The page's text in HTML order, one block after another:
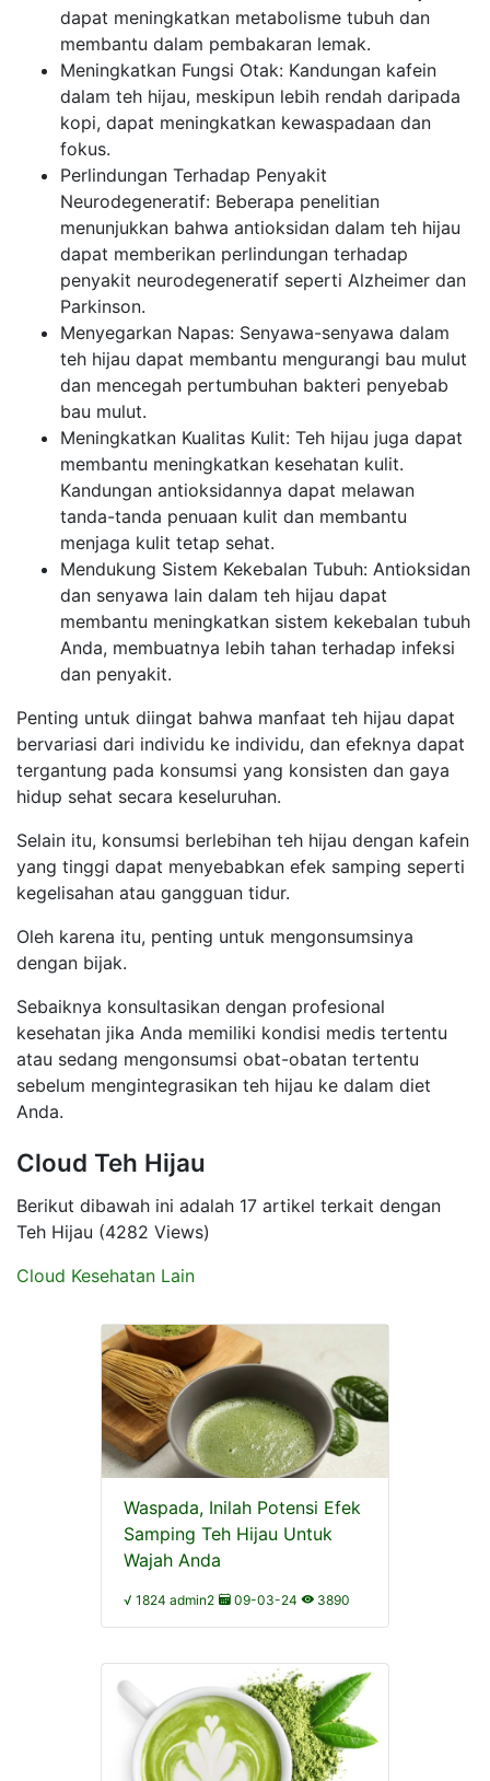
dapat meningkatkan metabolisme tubuh dan
membantu dalam pembakaran lemak.
Meningkatkan Fungsi Otak: Kandungan kafein
dalam teh hijau, meskipun lebih rendah daripada
kopi, dapat meningkatkan kewaspadaan dan
fokus.
Perlindungan Terhadap Penyakit
Neurodegeneratif: Beberapa penelitian
menunjukkan bahwa antioksidan dalam teh hijau
dapat memberikan perlindungan terhadap
penyakit neurodegeneratif seperti Alzheimer dan
Parkinson.
Menyegarkan Napas: Senyawa-senyawa dalam
teh hijau dapat membantu mengurangi bau mulut
dan mencegah pertumbuhan bakteri penyebab
bau mulut.
Meningkatkan Kualitas Kulit: Teh hijau juga dapat
membantu meningkatkan kesehatan kulit.
Kandungan antioksidannya dapat melawan
tanda-tanda penuaan kulit dan membantu
menjaga kulit tetap sehat.
Mendukung Sistem Kekebalan Tubuh: Antioksidan
dan senyawa lain dalam teh hijau dapat
membantu meningkatkan sistem kekebalan tubuh
Anda, membuatnya lebih tahan terhadap infeksi
dan penyakit.
Penting untuk diingat bahwa manfaat teh hijau dapat
bervariasi dari individu ke individu, dan efeknya dapat
tergantung pada konsumsi yang konsisten dan gaya
hidup sehat secara keseluruhan.
Selain itu, konsumsi berlebihan teh hijau dengan kafein
yang tinggi dapat menyebabkan efek samping seperti
kegelisahan atau gangguan tidur.
Oleh karena itu, penting untuk mengonsumsinya
dengan bijak.
Sebaiknya konsultasikan dengan profesional
kesehatan jika Anda memiliki kondisi medis tertentu
atau sedang mengonsumsi obat-obatan tertentu
sebelum mengintegrasikan teh hijau ke dalam diet
Anda.
Cloud Teh Hijau
Berikut dibawah ini adalah 17 artikel terkait dengan
Teh Hijau (4282 Views)
Cloud Kesehatan Lain
Waspada, Inilah Potensi Efek
Samping Teh Hijau Untuk
Wajah Anda
√ 1824 admin2 09-03-24 3890